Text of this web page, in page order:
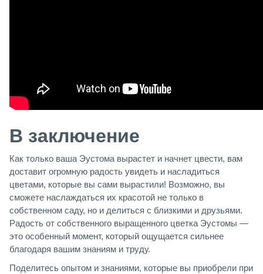
В заключение
Как только ваша Эустома вырастет и начнет цвести, вам
доставит огромную радость увидеть и насладиться
цветами, которые вы сами вырастили! Возможно, вы
сможете наслаждаться их красотой не только в
собственном саду, но и делиться с близкими и друзьями.
Радость от собственного выращенного цветка Эустомы —
это особенный момент, который ощущается сильнее
благодаря вашим знаниям и труду.
Поделитесь опытом и знаниями, которые вы приобрели при